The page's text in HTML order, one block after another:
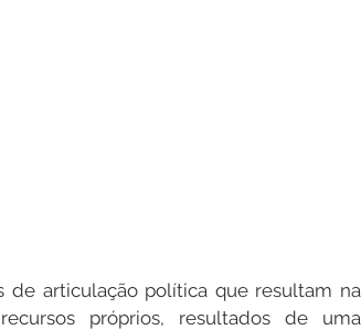
de articulação política que resultam na
próprios, resultados de uma